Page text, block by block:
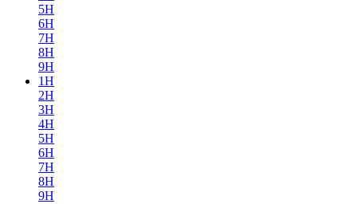
5H
6H
7H
8H
9H
1H
2H
3H
4H
5H
6H
7H
8H
9H